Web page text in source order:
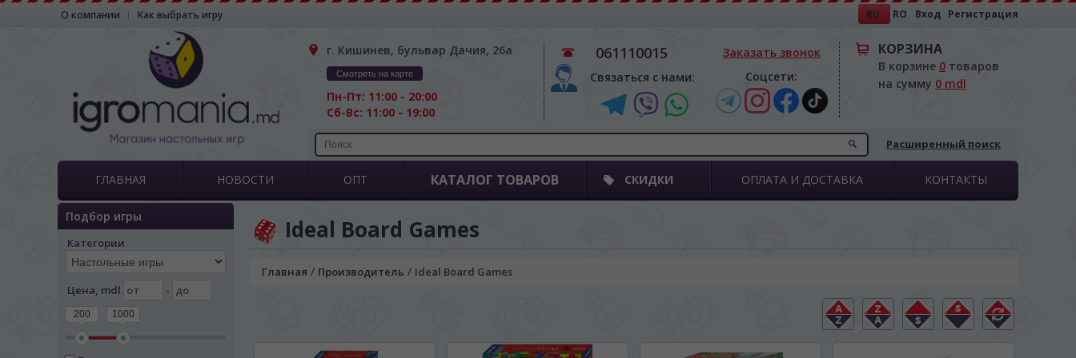
О компании Как выбрать игру RU RO Вход Регистрация
г. Кишинев, бульвар Дачия, 26а
Смотреть на карте
Пн-Пт: 11:00 - 20:00
Сб-Вс: 11:00 - 19:00
061110015
Связаться с нами:
Заказать звонок
Соцсети:
КОРЗИНА
В корзине 0товаров
на сумму 0 mdl
Расширенный поиск
ГЛАВНАЯ НОВОСТИ ОПТ КАТАЛОГ ТОВАРОВ СКИДКИ ОПЛАТА И ДОСТАВКА КОНТАКТЫ
Подбор игры
Категории
Цена, mdl -
200 1000
Ideal Board Games
Главная / Производитель / Ideal Board Games